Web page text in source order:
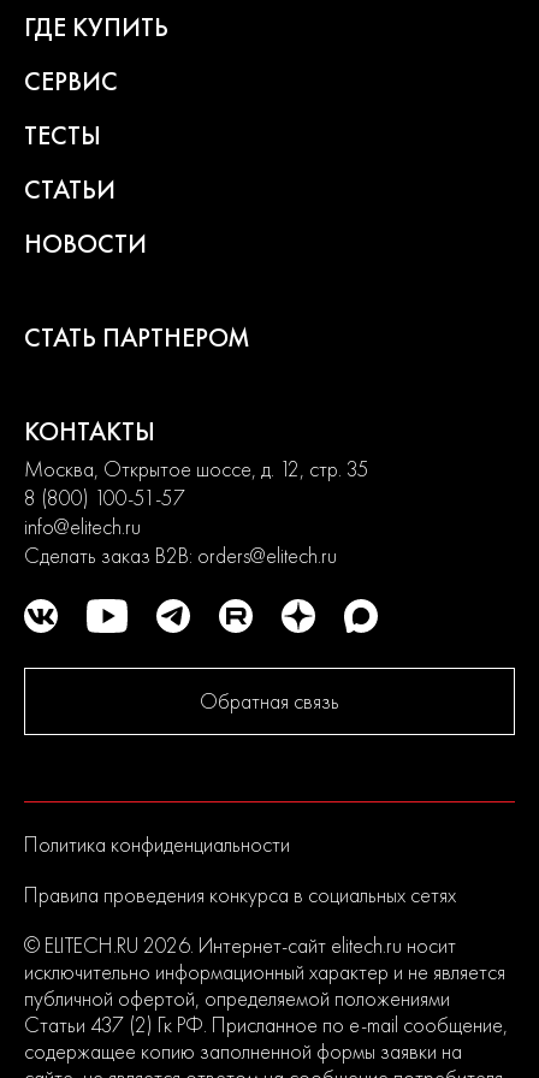
продвинутых. Продуманная конструкция узлов обеспечивает
долгий срок службы изделий и легкость их обслуживания.
превращают любой рабочий процесс в удовольствие.
ГДЕ КУПИТЬ
СЕРВИС
ТЕСТЫ
СТАТЬИ
НОВОСТИ
СТАТЬ ПАРТНЕРОМ
КОНТАКТЫ
Москва, Открытое шоссе, д. 12, стр. 35
8 (800) 100-51-57
info@elitech.ru
Сделать заказ B2B: orders@elitech.ru
Обратная связь
Политика конфиденциальности
Правила проведения конкурса в социальных сетях
© ELITECH.RU 2026. Интернет-сайт elitech.ru носит
исключительно информационный характер и не является
публичной офертой, определяемой положениями
Статьи 437 (2) Гк РФ. Присланное по e-mail сообщение,
содержащее копию заполненной формы заявки на